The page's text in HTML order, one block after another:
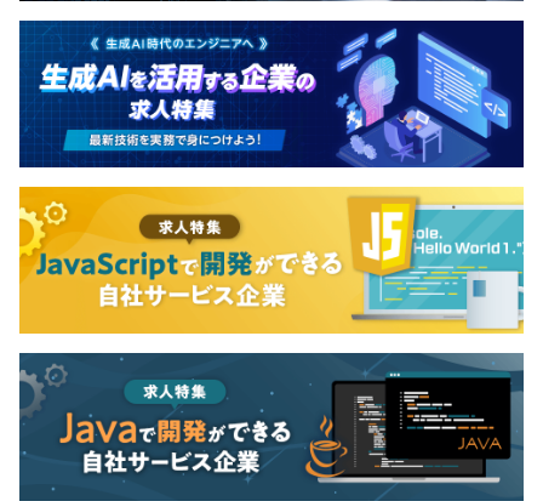
人は自身の判断で技術獲得できるチームを目指していま
す。
一方で、ビジネスサイドは全員が高いレベルで理解して欲
しく、フルサイクルで携わる形に拘っています。